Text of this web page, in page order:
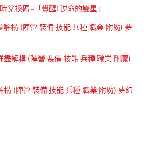
兌換碼 –「覺醒! 逆命的雙星」
解構 (陣營 裝備 技能 兵種 職業 附魔) 夢
盡解構 (陣營 裝備 技能 兵種 職業 附魔)
構 (陣營 裝備 技能 兵種 職業 附魔) 夢幻